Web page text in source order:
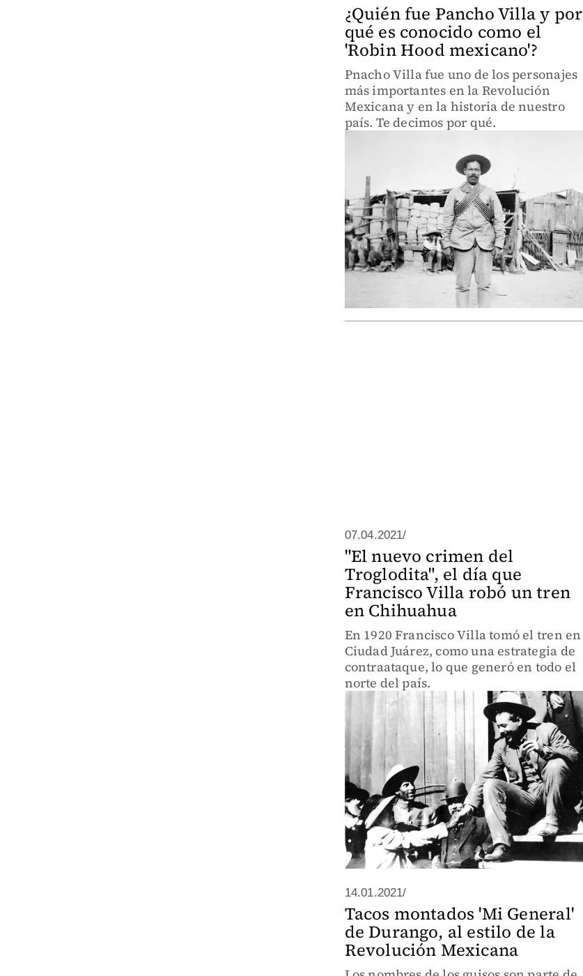
¿Quién fue Pancho Villa y por
qué es conocido como el
'Robin Hood mexicano'?
Pnacho Villa fue uno de los personajes
más importantes en la Revolución
Mexicana y en la historia de nuestro
país. Te decimos por qué.
07.04.2021/
"El nuevo crimen del
Troglodita", el día que
Francisco Villa robó un tren
en Chihuahua
En 1920 Francisco Villa tomó el tren en
Ciudad Juárez, como una estrategia de
contraataque, lo que generó en todo el
norte del país.
14.01.2021/
Tacos montados 'Mi General'
de Durango, al estilo de la
Revolución Mexicana